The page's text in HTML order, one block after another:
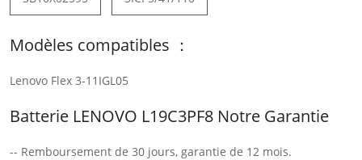
Modèles compatibles ：
Lenovo Flex 3-11IGL05
Batterie LENOVO L19C3PF8 Notre Garantie
-- Remboursement de 30 jours, garantie de 12 mois.